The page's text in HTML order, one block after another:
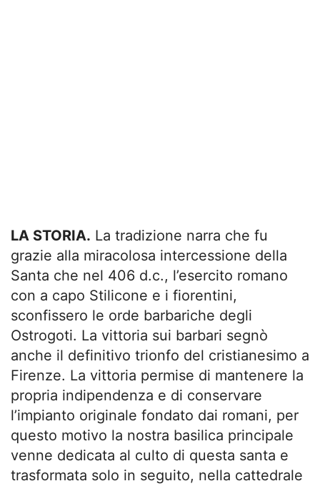
LA STORIA. La tradizione narra che fu
grazie alla miracolosa intercessione della
Santa che nel 406 d.c., l’esercito romano
con a capo Stilicone e i fiorentini,
sconfissero le orde barbariche degli
Ostrogoti. La vittoria sui barbari segnò
anche il definitivo trionfo del cristianesimo a
Firenze. La vittoria permise di mantenere la
propria indipendenza e di conservare
l’impianto originale fondato dai romani, per
questo motivo la nostra basilica principale
venne dedicata al culto di questa santa e
trasformata solo in seguito, nella cattedrale